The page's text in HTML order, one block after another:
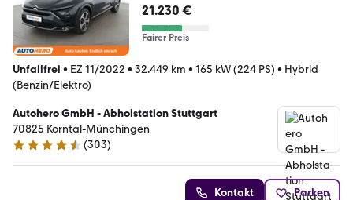
21.230 €
Fairer Preis
Unfallfrei • EZ 11/2022 • 32.449 km • 165 kW (224 PS) • Hybrid
(Benzin/Elektro)
Autohero GmbH - Abholstation Stuttgart
70825 Korntal-Münchingen
4.4 Sterne
(303)
Kontakt Parken